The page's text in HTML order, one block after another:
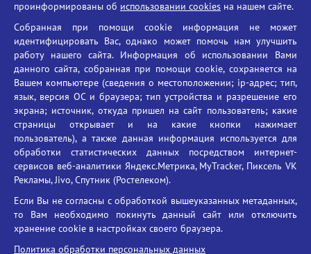
Противодействие угрозам информационной безопасности
Социальные ролики - Генеральная прокуратура РФ
Противодействие коррупции
БГУ против наркотиков
Брянский государственный университет
имени академика И.Г. Петровского
Время работы: пн-пт 09:00-18:00
Телефон: +7(4832)58-90-85
проинформированы об использовании cookies на нашем сайте.
Собранная при помощи cookie информация не может
идентифицировать Вас, однако может помочь нам улучшить
работу нашего сайта. Информация об использовании Вами
данного сайта, собранная при помощи cookie, сохраняется на
Вашем компьютере (сведения о местоположении; ip-адрес; тип,
язык, версия ОС и браузера; тип устройства и разрешение его
экрана; источник, откуда пришел на сайт пользователь; какие
страницы открывает и на какие кнопки нажимает
пользователь), а также данная информация используется для
обработки статистических данных посредством интернет-
сервисов веб-аналитики Яндекс.Метрика, MyTracker, Пиксель VK
Рекламы, Jivo, Спутник (Ростелеком).
Если Вы не согласны с обработкой вышеуказанных метаданных,
то Вам необходимо покинуть данный сайт или отключить
хранение cookie в настройках своего браузера.
Политика обработки персональных данных